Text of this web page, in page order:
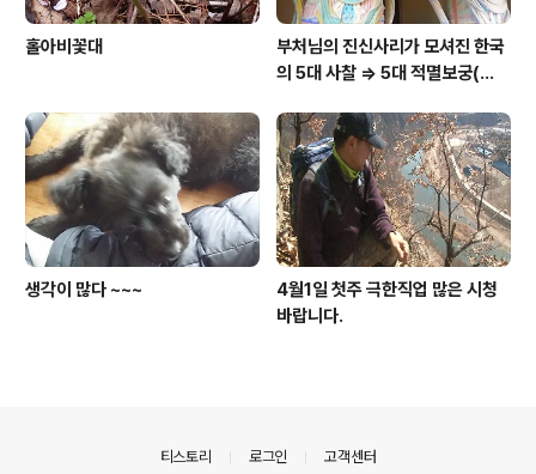
홀아비꽃대
부처님의 진신사리가 모셔진 한국
의 5대 사찰 => 5대 적멸보궁(寂
생각이 많다 ~~~
4월1일 첫주 극한직업 많은 시청
바랍니다.
티스토리 로그인 고객센터